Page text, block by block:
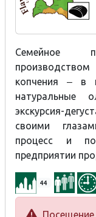
Семейное
копчения ‒ в
натуральные
экскурсия-
своими
процесс и
предприятии
44
Посещение